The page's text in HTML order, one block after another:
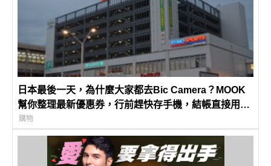
日本最後一天，為什麼大家都去Bic Camera？MOOK
幫你整理最新優惠券，行前趕快存手機，結帳直接用，
最高省10%
購物